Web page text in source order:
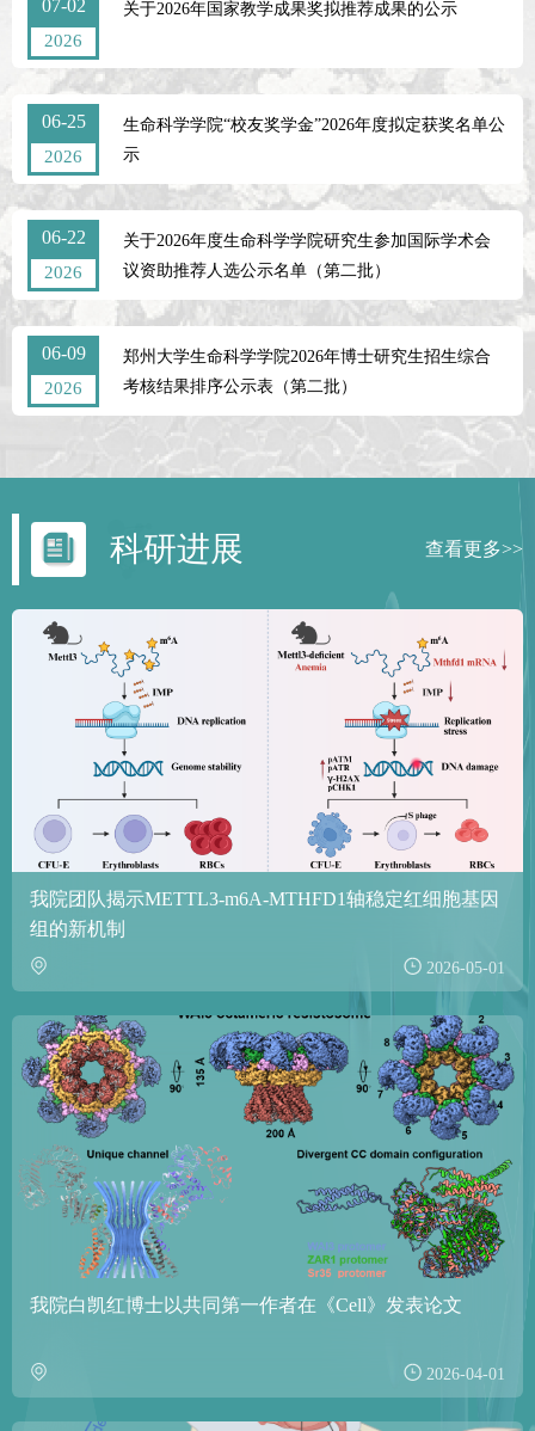
07-02
2026
关于2026年国家教学成果奖拟推荐成果的公示
06-25
2026
生命科学学院“校友奖学金”2026年度拟定获奖名单公
示
06-22
2026
关于2026年度生命科学学院研究生参加国际学术会
议资助推荐人选公示名单（第二批）
06-09
2026
郑州大学生命科学学院2026年博士研究生招生综合
考核结果排序公示表（第二批）
科研进展 查看更多>>
我院团队揭示METTL3-m6A-MTHFD1轴稳定红细胞基因
组的新机制
2026-05-01
我院白凯红博士以共同第一作者在《Cell》发表论文
2026-04-01